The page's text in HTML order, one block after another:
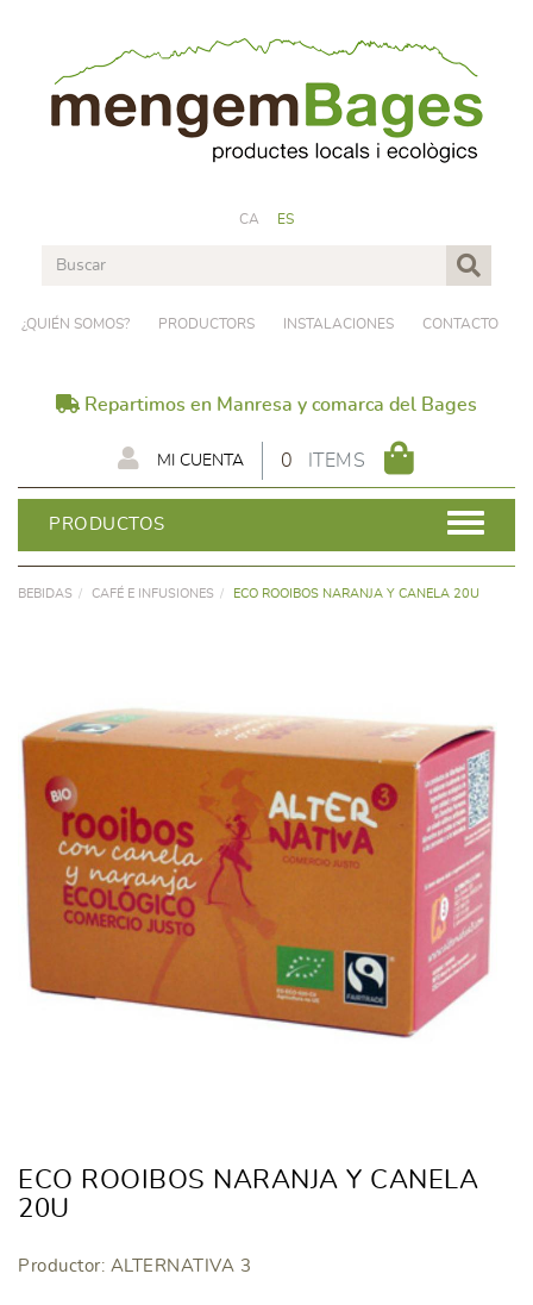
CA ES
¿QUIÉN SOMOS? PRODUCTORS INSTALACIONES CONTACTO
Repartimos en Manresa y comarca del Bages
0 ITEMS
MI CUENTA
PRODUCTOS
BEBIDAS CAFÉ E INFUSIONES ECO ROOIBOS NARANJA Y CANELA 20U
ECO ROOIBOS NARANJA Y CANELA
20U
Productor: ALTERNATIVA 3